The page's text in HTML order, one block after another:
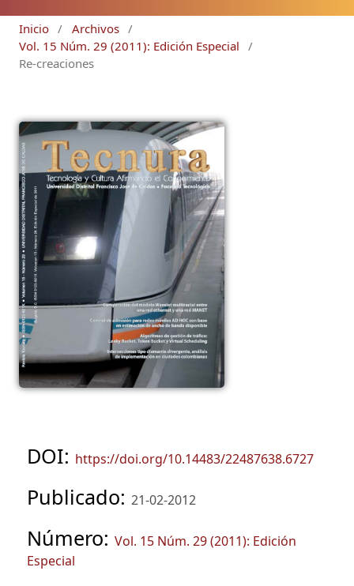
Inicio / Archivos /
Vol. 15 Núm. 29 (2011): Edición Especial
/
Re-creaciones
DOI: https://doi.org/10.14483/22487638.6727
Publicado: 21-02-2012
Número: Vol. 15 Núm. 29 (2011): Edición
Especial